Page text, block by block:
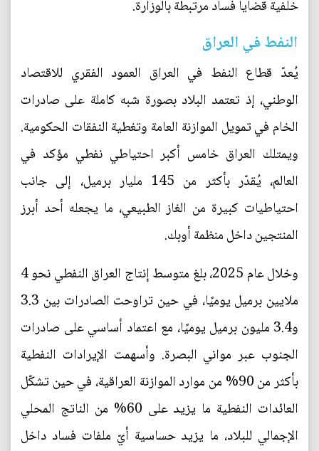
خلفية قضايا فساد مرتبطة بالوزارة.
النفط في العراق
يُعدّ قطاع النفط في العراق العمود الفقري للاقتصاد
الوطني، إذ تعتمد البلاد بصورة شبه كاملة على صادرات
الخام في تمويل الموازنة العامة وتغطية النفقات الحكومية.
ويمتلك العراق خامس أكبر احتياطي نفطي مؤكد في
العالم، يُقدّر بأكثر من 145 مليار برميل، إلى جانب
احتياطيات كبيرة من الغاز الطبيعي، ما يجعله أحد أبرز
المنتجين داخل منظمة أوبك.
وخلال عام 2025، بلغ متوسط إنتاج العراق النفطي نحو 4
ملايين برميل يوميًا، في حين تراوحت الصادرات بين 3.3
و3.4 مليون برميل يوميًا، مع اعتماد أساسي على صادرات
الجنوب عبر مواني البصرة. وأسهمت الإيرادات النفطية
بأكثر من 90% من موارد الموازنة العراقية، في حين تشكّل
العائدات النفطية ما يزيد على 60% من الناتج المحلي
الإجمالي للبلاد، ما يزيد حساسية أيّ ملفات فساد داخل